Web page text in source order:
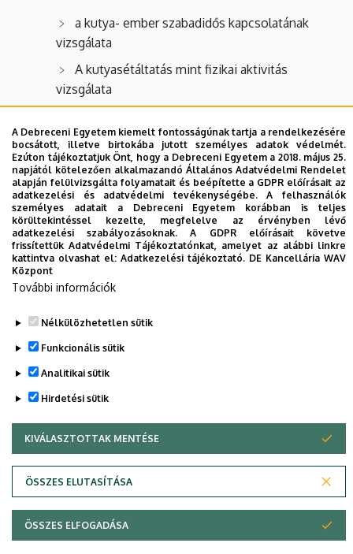
a kutya- ember szabadidős kapcsolatának
vizsgálata
A kutyasétáltatás mint fizikai aktivitás
vizsgálata
Legutóbbi frissítés: 2025. 04. 04. 10:24
Adatvédelem
A Debreceni Egyetem kiemelt fontosságúnak tartja a rendelkezésére
bocsátott, illetve birtokába jutott személyes adatok védelmét.
Ezúton tájékoztatjuk Önt, hogy a Debreceni Egyetem a 2018. május 25.
napjától kötelezően alkalmazandó Általános Adatvédelmi Rendelet
alapján felülvizsgálta folyamatait és beépítette a GDPR előírásait az
adatkezelési és adatvédelmi tevékenységébe. A felhasználók
személyes adatait a Debreceni Egyetem korábban is teljes
körültekintéssel kezelte, megfelelve az érvényben lévő
adatkezelési szabályozásoknak. A GDPR előírásait követve
frissítettük Adatvédelmi Tájékoztatónkat, amelyet az alábbi linkre
kattintva olvashat el: Adatkezelési tájékoztató. DE Kancellária WAV
Központ
További információk
Nélkülözhetetlen sütik
Funkcionális sütik
Analitikai sütik
Hirdetési sütik
KIVÁLASZTOTTAK MENTÉSE
ÖSSZES ELUTASÍTÁSA
WITHDRAW CONSENT
ÖSSZES ELFOGADÁSA